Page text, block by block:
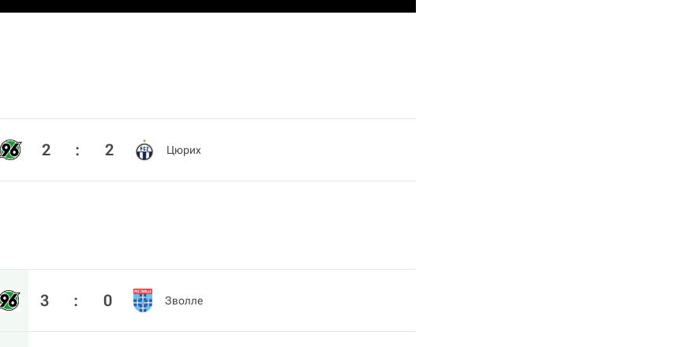
2 : 2 Цюрих
3 : 0 Зволле